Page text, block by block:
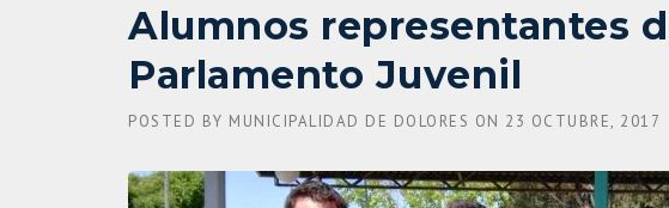
Alumnos representantes
Parlamento Juvenil
POSTED BY MUNICIPALIDAD DE DOLORES ON 23 OCTUBRE, 2017